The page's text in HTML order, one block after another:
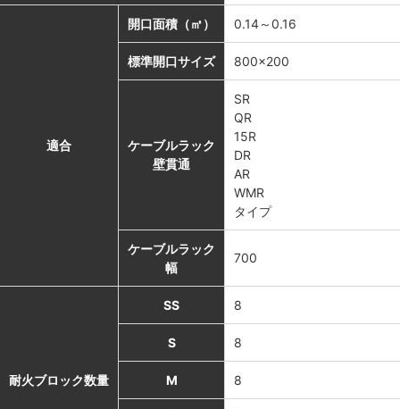
適合
開口面積（㎡） 0.14～0.16
標準開口サイズ 800×200
ケーブルラック
壁貫通
SR
QR
15R
DR
AR
WMR
タイプ
ケーブルラック
幅
700
耐火ブロック数量
SS 8
S 8
M 8